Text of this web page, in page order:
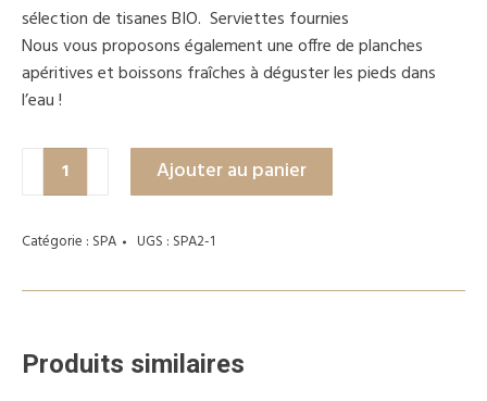
sélection de tisanes BIO. Serviettes fournies
Nous vous proposons également une offre de planches
apéritives et boissons fraîches à déguster les pieds dans
l’eau !
quantité
SPA
-
personnes
avec
Ajouter au panier
Catégorie : SPA UGS : SPA2-1
Produits similaires